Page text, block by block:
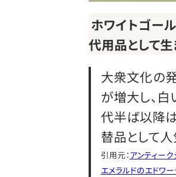
ホワイトゴー
代用品として
大衆文化の
が増大し、
代半ば以降
替品として
引用元：アンティー
エメラルドのエドワー